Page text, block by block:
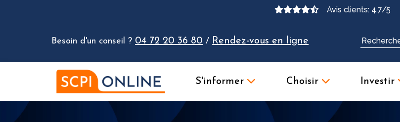
Avis clients: 4.7/5
Besoin d'un conseil ? 04 72 20 36 80 / Rendez-vous en ligne
S'informer Choisir Investir